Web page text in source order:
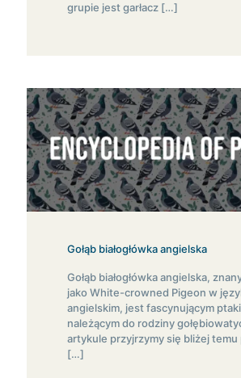
grupie jest garłacz […]
Gołąb białogłówka angielska
Gołąb białogłówka angielska,
jako White-crowned Pigeon w
angielskim, jest fascynującym
należącym do rodziny
artykule przyjrzymy się bliżej temu
[…]